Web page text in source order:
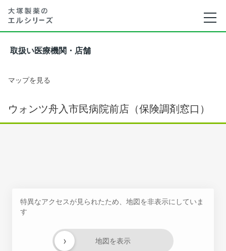
取扱い医療機関・店舗
マップを見る
ウォンツ舟入市民病院前店（保険調剤窓口）
特異なアクセスが見られたため、地図を非表示にしていま
す
地図を表示
›